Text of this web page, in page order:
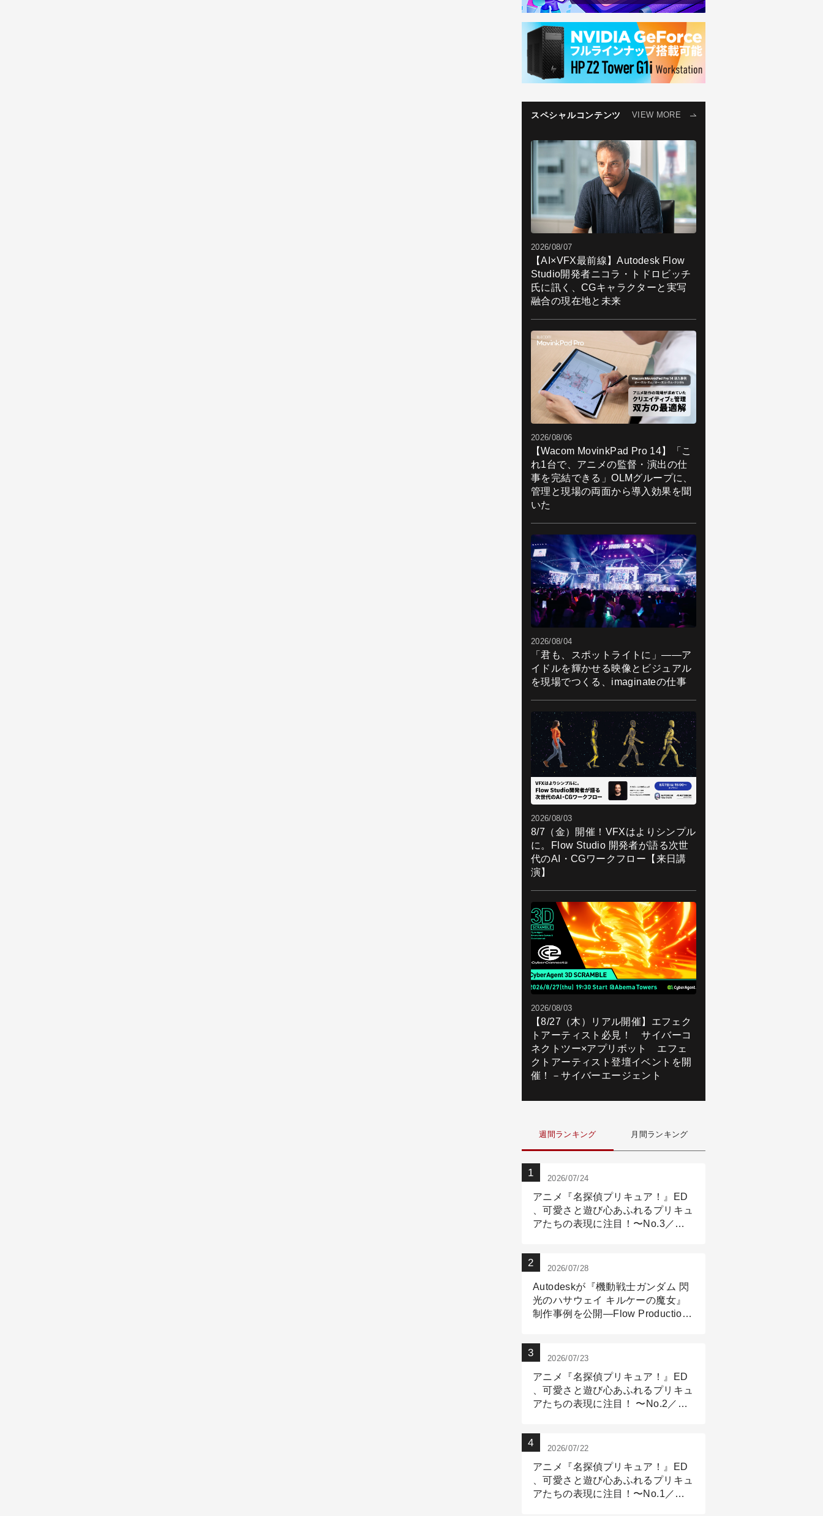
スペシャルコンテンツ VIEW MORE
2026/08/07
【AI×VFX最前線】Autodesk Flow
Studio開発者ニコラ・トドロビッチ
氏に訊く、CGキャラクターと実写
融合の現在地と未来
2026/08/06
【Wacom MovinkPad Pro 14】「こ
れ1台で、アニメの監督・演出の仕
事を完結できる」OLMグループに、
管理と現場の両面から導入効果を聞
いた
2026/08/04
「君も、スポットライトに」――ア
イドルを輝かせる映像とビジュアル
を現場でつくる、imaginateの仕事
2026/08/03
8/7（金）開催！VFXはよりシンプル
に。Flow Studio 開発者が語る次世
代のAI・CGワークフロー【来日講
演】
2026/08/03
【8/27（木）リアル開催】エフェク
トアーティスト必見！ サイバーコ
ネクトツー×アプリボット エフェ
クトアーティスト登壇イベントを開
催！－サイバーエージェント
週間ランキング 月間ランキング
2026/07/24
アニメ『名探偵プリキュア！』ED
、可愛さと遊び心あふれるプリキュ
アたちの表現に注目！〜No.3／ア
2026/07/28
Autodeskが『機動戦士ガンダム 閃
光のハサウェイ キルケーの魔女』
制作事例を公開―Flow Production
2026/07/23
アニメ『名探偵プリキュア！』ED
、可愛さと遊び心あふれるプリキュ
アたちの表現に注目！ 〜No.2／モ
2026/07/22
アニメ『名探偵プリキュア！』ED
、可愛さと遊び心あふれるプリキュ
アたちの表現に注目！〜No.1／演